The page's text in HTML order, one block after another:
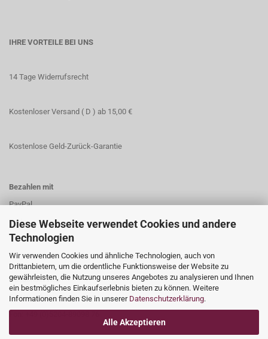
Diese Webseite verwendet Cookies und andere
Technologien
Wir verwenden Cookies und ähnliche Technologien, auch von
Drittanbietern, um die ordentliche Funktionsweise der Website zu
gewährleisten, die Nutzung unseres Angebotes zu analysieren und Ihnen
ein bestmögliches Einkaufserlebnis bieten zu können. Weitere
Informationen finden Sie in unserer Datenschutzerklärung.
Alle Akzeptieren
IHRE VORTEILE BEI UNS
14 Tage Widerrufsrecht
Kostenloser Versand ( D ) ab 15,00 €
Kostenlose Geld-Zurück-Garantie
Bezahlen mit
PayPal
Vorkasse
Kundenservice
E-Mail: info[at]impetus.ag